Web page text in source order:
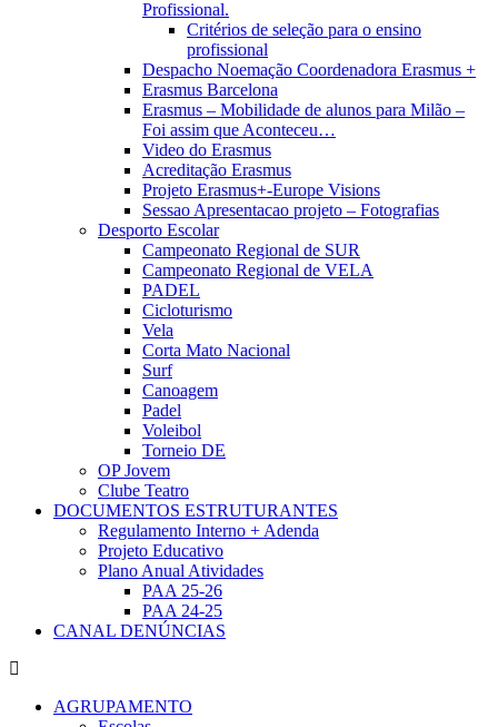
Profissional.
Critérios de seleção para o ensino
profissional
Despacho Noemação Coordenadora Erasmus +
Erasmus Barcelona
Erasmus – Mobilidade de alunos para Milão –
Foi assim que Aconteceu…
Video do Erasmus
Acreditação Erasmus
Projeto Erasmus+-Europe Visions
Sessao Apresentacao projeto – Fotografias
Desporto Escolar
Campeonato Regional de SUR
Campeonato Regional de VELA
PADEL
Cicloturismo
Vela
Corta Mato Nacional
Surf
Canoagem
Padel
Voleibol
Torneio DE
OP Jovem
Clube Teatro
DOCUMENTOS ESTRUTURANTES
Regulamento Interno + Adenda
Projeto Educativo
Plano Anual Atividades
PAA 25-26
PAA 24-25
CANAL DENÚNCIAS
AGRUPAMENTO